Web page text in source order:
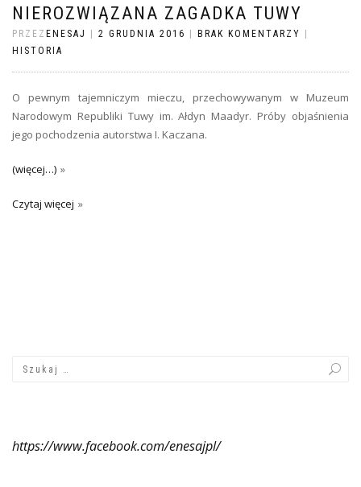
NIEROZWIĄZANA ZAGADKA TUWY
PRZEZ ENESAJ 2 GRUDNIA 2016 BRAK KOMENTARZY
HISTORIA
O pewnym tajemniczym mieczu, przechowywanym w Muzeum
Narodowym Republiki Tuwy im. Ałdyn Maadyr. Próby objaśnienia
jego pochodzenia autorstwa I. Kaczana.
(więcej…)
Czytaj więcej
https://www.facebook.com/enesajpl/